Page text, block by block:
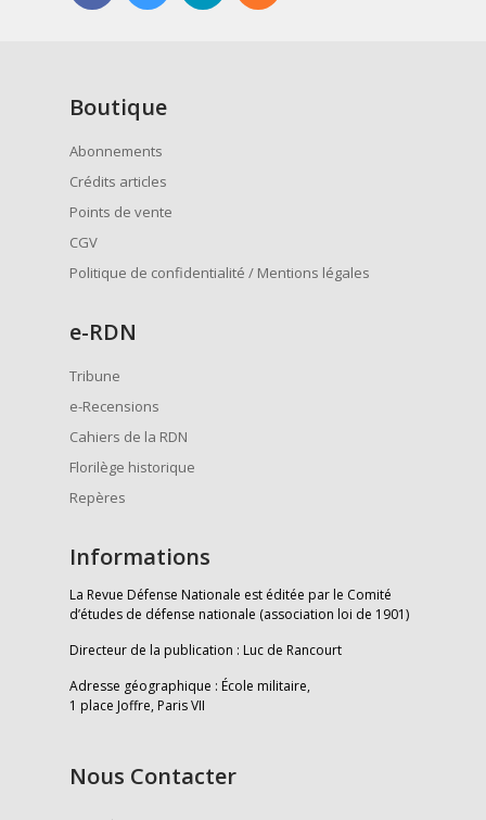
Boutique
Abonnements
Crédits articles
Points de vente
CGV
Politique de confidentialité / Mentions légales
e-RDN
Tribune
e-Recensions
Cahiers de la RDN
Florilège historique
Repères
Informations
La Revue Défense Nationale est éditée par le Comité
d’études de défense nationale (association loi de 1901)
Directeur de la publication : Luc de Rancourt
Adresse géographique : École militaire,
1 place Joffre, Paris VII
Nous Contacter